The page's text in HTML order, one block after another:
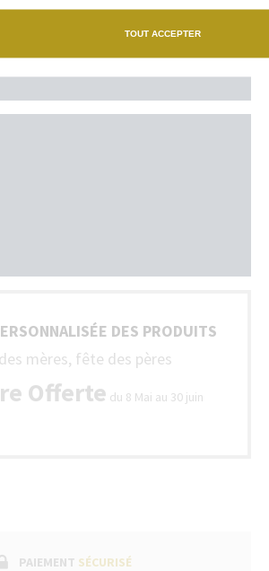
TOUT ACCEPTER
DES PRODUITS
mères, fête des pères
Offerte du 8 Mai au 30 juin
PAIEMENT SÉCURISÉ